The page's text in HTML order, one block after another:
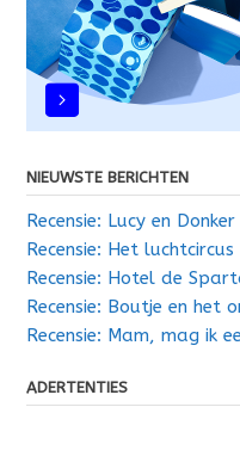
NIEUWSTE BERICHTEN
Recensie: Lucy en Donker
Recensie: Het luchtcircus
Recensie: Hotel de
Recensie: Boutje en het
Recensie: Mam, mag ik
ADERTENTIES